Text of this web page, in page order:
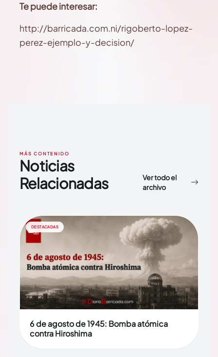
Te puede interesar:
http://barricada.com.ni/rigoberto-lopez-
perez-ejemplo-y-decision/
MÁS CONTENIDO
Noticias
Relacionadas
Ver todo el
archivo
DESTACADAS
6 de agosto de 1945: Bomba atómica
contra Hiroshima